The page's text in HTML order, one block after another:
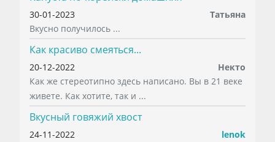
30-01-2023
Татьяна
Вкусно получилось ...
Как красиво смеяться...
20-12-2022
Некто
Как же стереотипно здесь написано. Вы в 21 веке
живете. Как хотите, так и ...
Вкусный говяжий хвост
24-11-2022
lenok